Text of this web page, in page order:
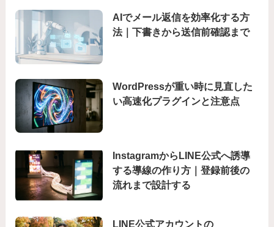
AIでメール返信を効率化する方
法｜下書きから送信前確認まで
WordPressが重い時に見直した
い高速化プラグインと注意点
InstagramからLINE公式へ誘導
する導線の作り方｜登録前後の
流れまで設計する
LINE公式アカウントの